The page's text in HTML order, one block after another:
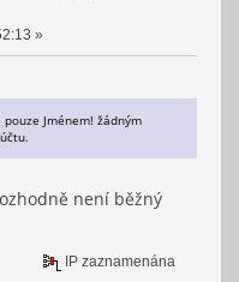
»
Jménem! žádným
není běžný
IP zaznamenána